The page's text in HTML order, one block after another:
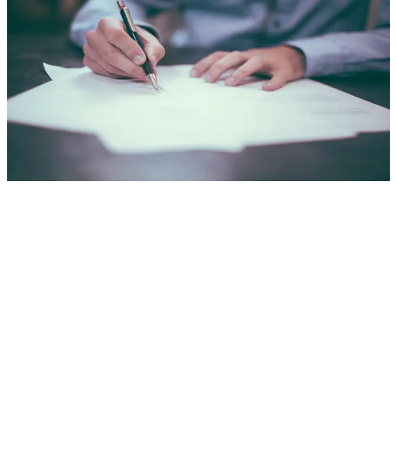
Logiciel pour Assurance
Nous construisons des logiciels sur mesure pour assureurs et
entreprises recherchant plus d'efficacité, de meilleurs processus et de
meilleurs services clients. Systèmes de gestion de polices, traitement
des sinistres, facturation et paiements sur mesure, logiciel actuariel,
CRM, outils d'évaluation des risques et analytics, conformité
réglementaire et applications mobiles. Nous incluons la détection de
fraude par IA/ML et l'analytique prédictive pour maintenir l'avantage